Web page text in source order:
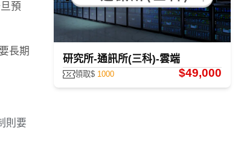
預
長期
則要
研究所-通訊所(三科)-雲端
領取$ 1000 $49,000